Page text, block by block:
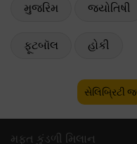
મુજરિમ જ્યોતિષી
ફૂટબૉલ હોકી
સેલિબ્રિટી
મફ્ત કુંડળી મિલાન